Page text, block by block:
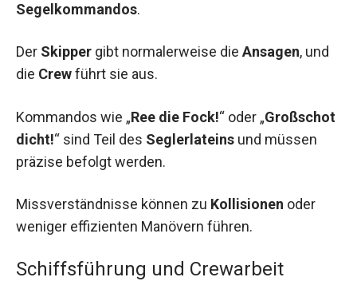
Segelkommandos.
Der Skipper gibt normalerweise die Ansagen, und
die Crewführt sie aus.
Kommandos wie „Ree die Fock!“ oder „Großschot
dicht!“ sind Teil des Seglerlateins und müssen
präzise befolgt werden.
Missverständnisse können zu Kollisionen oder
weniger effizienten Manövern führen.
Schiffsführung und Crewarbeit